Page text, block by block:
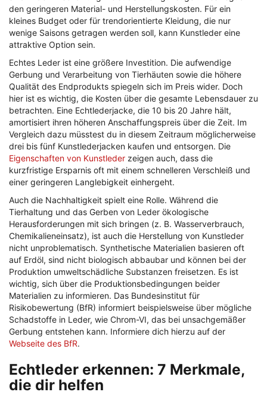
den geringeren Material- und Herstellungskosten. Für ein
kleines Budget oder für trendorientierte Kleidung, die nur
wenige Saisons getragen werden soll, kann Kunstleder eine
attraktive Option sein.
Echtes Leder ist eine größere Investition. Die aufwendige
Gerbung und Verarbeitung von Tierhäuten sowie die höhere
Qualität des Endprodukts spiegeln sich im Preis wider. Doch
hier ist es wichtig, die Kosten über die gesamte Lebensdauer zu
betrachten. Eine Echtlederjacke, die 10 bis 20 Jahre hält,
amortisiert ihren höheren Anschaffungspreis über die Zeit. Im
Vergleich dazu müsstest du in diesem Zeitraum möglicherweise
drei bis fünf Kunstlederjacken kaufen und entsorgen. Die
Eigenschaften von Kunstleder zeigen auch, dass die
kurzfristige Ersparnis oft mit einem schnelleren Verschleiß und
einer geringeren Langlebigkeit einhergeht.
Auch die Nachhaltigkeit spielt eine Rolle. Während die
Tierhaltung und das Gerben von Leder ökologische
Herausforderungen mit sich bringen (z. B. Wasserverbrauch,
Chemikalieneinsatz), ist auch die Herstellung von Kunstleder
nicht unproblematisch. Synthetische Materialien basieren oft
auf Erdöl, sind nicht biologisch abbaubar und können bei der
Produktion umweltschädliche Substanzen freisetzen. Es ist
wichtig, sich über die Produktionsbedingungen beider
Materialien zu informieren. Das Bundesinstitut für
Risikobewertung (BfR) informiert beispielsweise über mögliche
Schadstoffe in Leder, wie Chrom-VI, das bei unsachgemäßer
Gerbung entstehen kann. Informiere dich hierzu auf der
Webseite des BfR.
Echtleder erkennen: 7 Merkmale,
die dir helfen